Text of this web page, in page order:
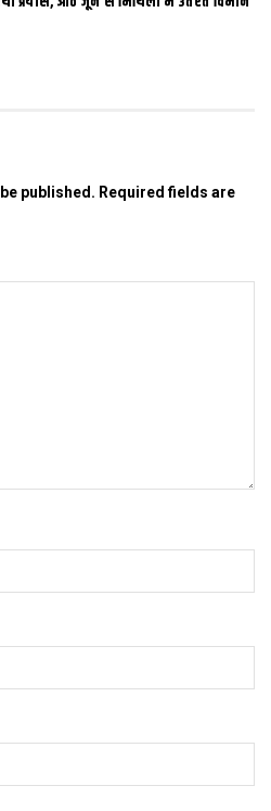
published. Required fields are